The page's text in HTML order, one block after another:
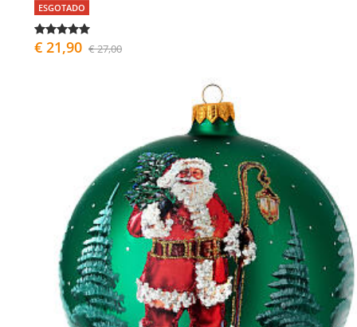
ESGOTADO
€ 21,90 € 27,00